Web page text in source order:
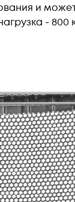
и
- 800